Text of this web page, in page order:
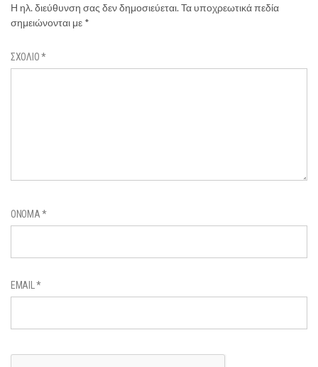
Η ηλ. διεύθυνση σας δεν δημοσιεύεται.Τα υποχρεωτικά πεδία
σημειώνονται με *
ΣΧΌΛΙΟ*
ΌΝΟΜΑ*
EMAIL*